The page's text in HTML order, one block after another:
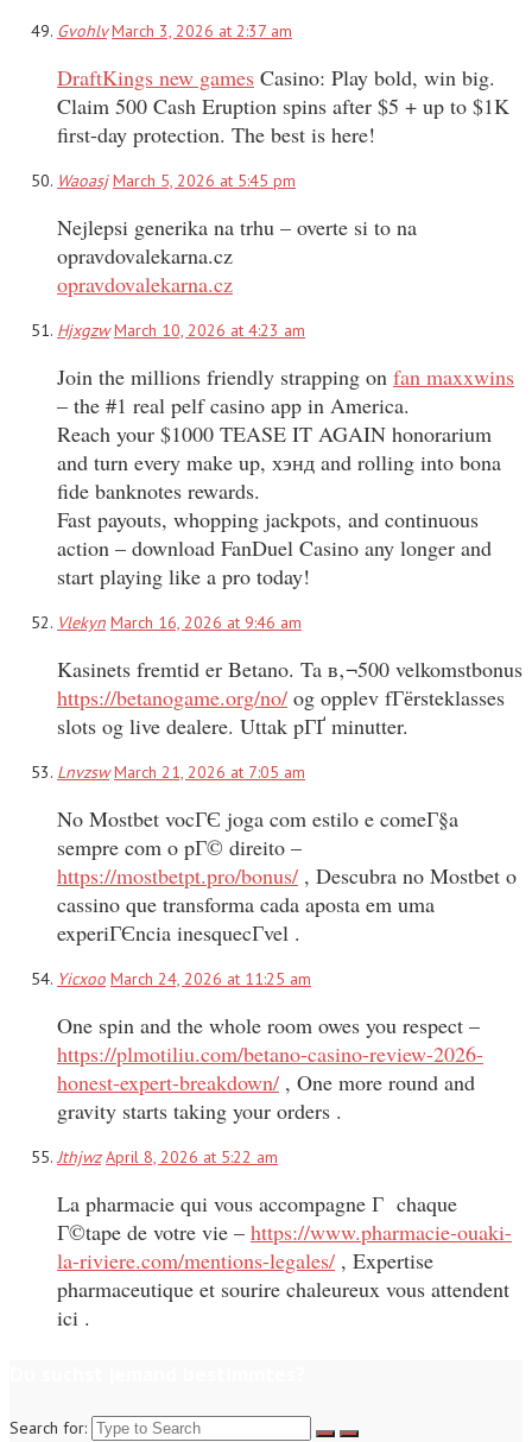
Gvohlv March 3, 2026 at 2:37 am
DraftKings new games Casino: Play bold, win big.
Claim 500 Cash Eruption spins after $5 + up to $1K
first-day protection. The best is here!
Waoasj March 5, 2026 at 5:45 pm
Nejlepsi generika na trhu – overte si to na
opravdovalekarna.cz
opravdovalekarna.cz
Hjxgzw March 10, 2026 at 4:23 am
Join the millions friendly strapping on fan maxxwins
– the #1 real pelf casino app in America.
Reach your $1000 TEASE IT AGAIN honorarium
and turn every make up, хэнд and rolling into bona
fide banknotes rewards.
Fast payouts, whopping jackpots, and continuous
action – download FanDuel Casino any longer and
start playing like a pro today!
Vlekyn March 16, 2026 at 9:46 am
Kasinets fremtid er Betano. Ta в‚¬500 velkomstbonus
https://betanogame.org/no/ og opplev fГёrsteklasses
slots og live dealere. Uttak pГҐ minutter.
Lnvzsw March 21, 2026 at 7:05 am
No Mostbet vocГЄ joga com estilo e comeГ§a
sempre com o pГ© direito –
https://mostbetpt.pro/bonus/ , Descubra no Mostbet o
cassino que transforma cada aposta em uma
experiГЄncia inesquecГ­vel .
Yicxoo March 24, 2026 at 11:25 am
One spin and the whole room owes you respect –
https://plmotiliu.com/betano-casino-review-2026-
honest-expert-breakdown/ , One more round and
gravity starts taking your orders .
Jthjwz April 8, 2026 at 5:22 am
La pharmacie qui vous accompagne Г chaque
Г©tape de votre vie – https://www.pharmacie-ouaki-
la-riviere.com/mentions-legales/ , Expertise
pharmaceutique et sourire chaleureux vous attendent
ici .
Search for: